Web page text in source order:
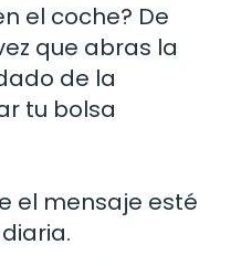
el coche? De
que abras la
de la
tu bolsa
el mensaje esté